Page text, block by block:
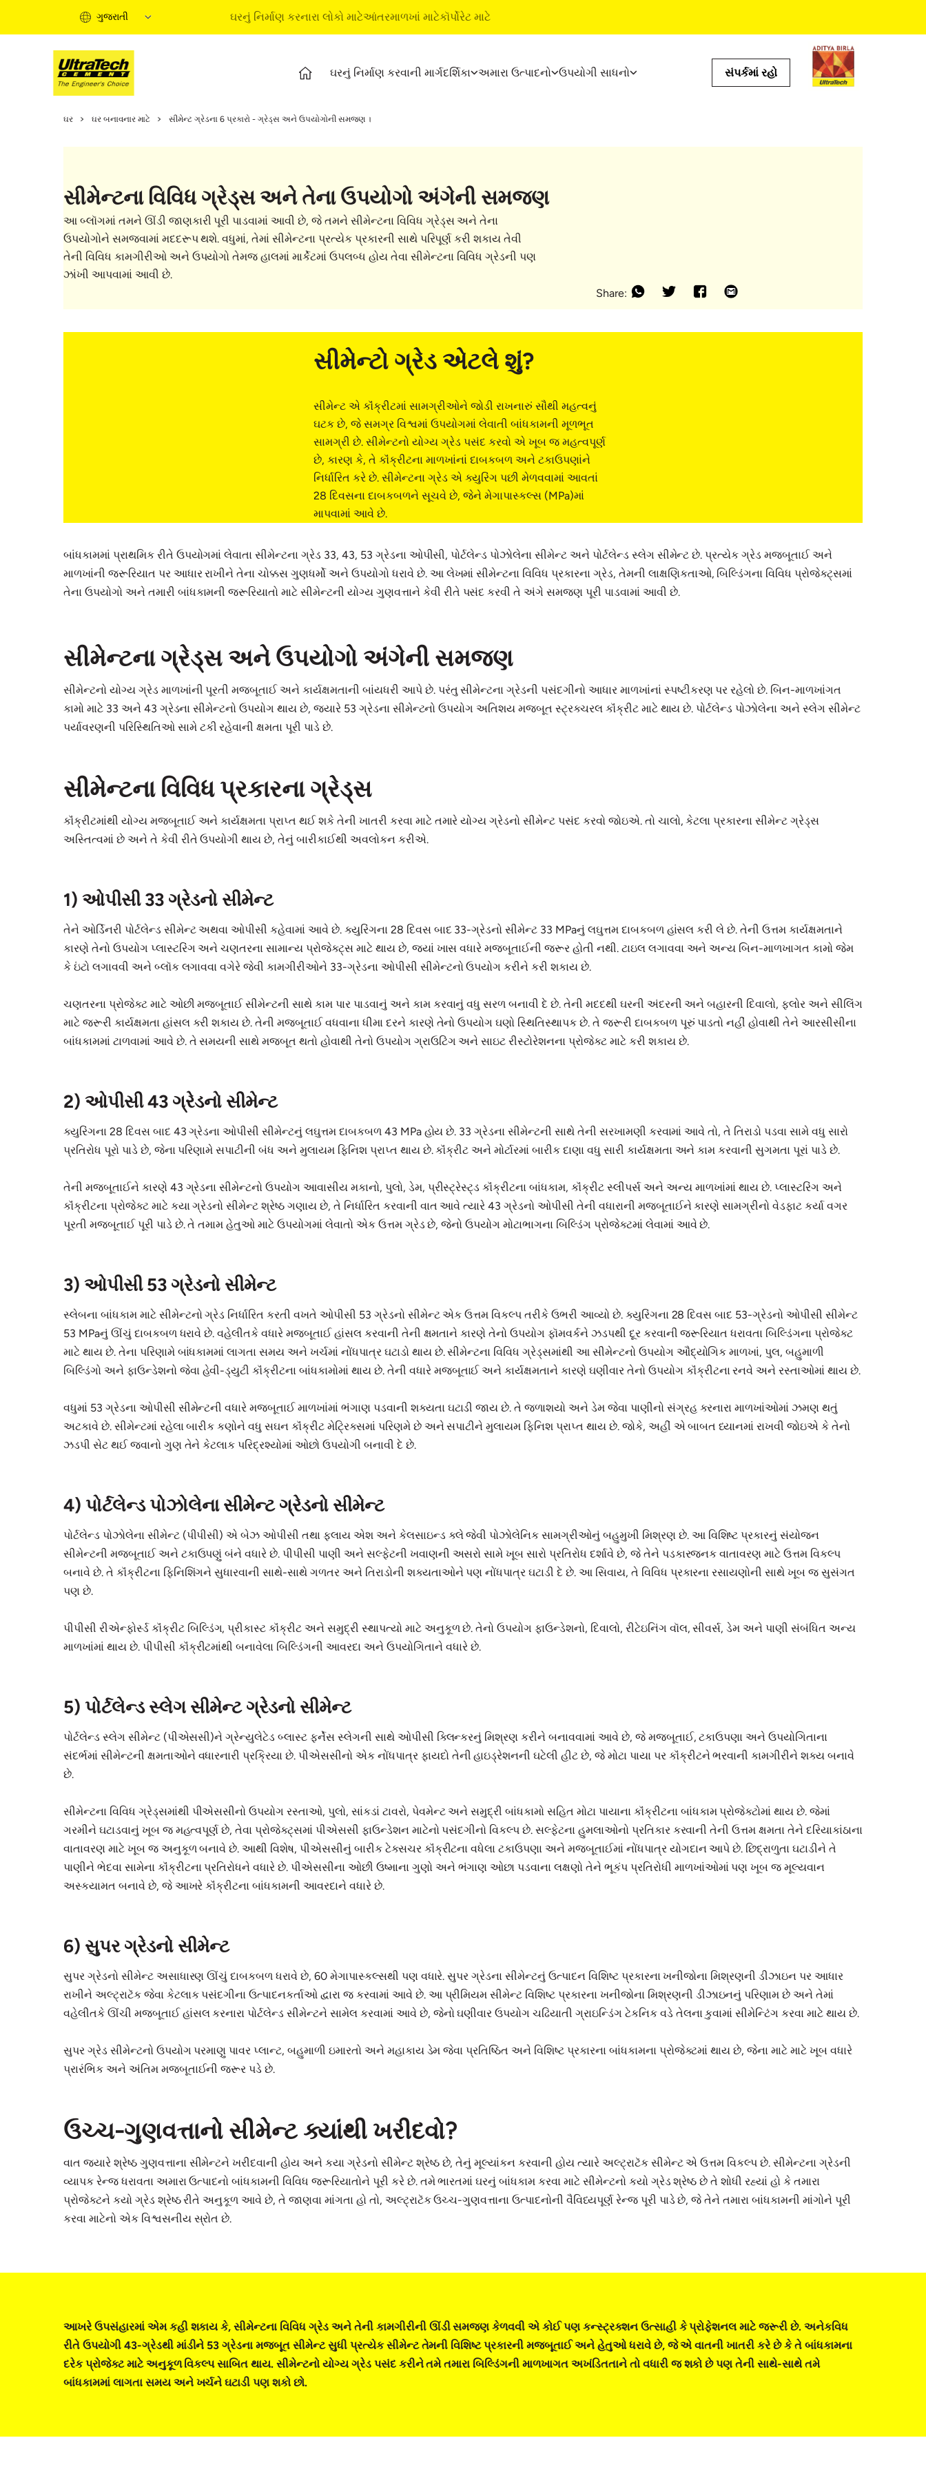
ગુજરાતી ઘરનું નિર્માણ કરનારા લોકો માટેઆંતરમાળખાં માટેકૉર્પોરેટ માટે
ઘરનું નિર્માણ કરવાની માર્ગદર્શિકા અમારા ઉત્પાદનો ઉપયોગી સાધનો
સોલ્યુશન્સ ખરીદો
ટૂંકી માર્ગદર્શિકા
ઘરનું નિર્માણ કરવાની મૂળભૂત બાબતો
અલ્ટ્રાટૅક બિલ્ડિંગ સોલ્યુશન્સ
સંપર્કમાં રહો
ઘર ઘર બનાવનાર માટે સીમેન્ટ ગ્રેડના 6 પ્રકારો - ગ્રેડ્સ અને ઉપયોગોની સમજણ ।
સીમેન્ટના વિવિધ ગ્રેડ્સ અને તેના ઉપયોગો અંગેની સમજણ
આ બ્લૉગમાં તમને ઊંડી જાણકારી પૂરી પાડવામાં આવી છે, જે તમને સીમેન્ટના વિવિધ ગ્રેડ્સ અને તેના
ઉપયોગોને સમજવામાં મદદરૂપ થશે. વધુમાં, તેમાં સીમેન્ટના પ્રત્યેક પ્રકારની સાથે પરિપૂર્ણ કરી શકાય તેવી
તેની વિવિધ કામગીરીઓ અને ઉપયોગો તેમજ હાલમાં માર્કેટમાં ઉપલબ્ધ હોય તેવા સીમેન્ટના વિવિધ ગ્રેડની પણ
ઝાંખી આપવામાં આવી છે.
Share:
સીમેન્ટો ગ્રેડ એટલે શું?
સીમેન્ટ એ કૉંક્રીટમાં સામગ્રીઓને જોડી રાખનારું સૌથી મહત્વનું
ઘટક છે, જે સમગ્ર વિશ્વમાં ઉપયોગમાં લેવાતી બાંધકામની મૂળભૂત
સામગ્રી છે. સીમેન્ટનો યોગ્ય ગ્રેડ પસંદ કરવો એ ખૂબ જ મહત્વપૂર્ણ
છે, કારણ કે, તે કૉંક્રીટના માળખાંનાં દાબકબળ અને ટકાઉપણાંને
નિર્ધારિત કરે છે. સીમેન્ટના ગ્રેડ એ ક્યુરિંગ પછી મેળવવામાં આવતાં
28 દિવસના દાબકબળને સૂચવે છે, જેને મેગાપાસ્કલ્સ (MPa)માં
માપવામાં આવે છે.
બાંધકામમાં પ્રાથમિક રીતે ઉપયોગમાં લેવાતા સીમેન્ટના ગ્રેડ 33, 43, 53 ગ્રેડના ઓપીસી, પોર્ટલેન્ડ પોઝોલેના સીમેન્ટ અને પોર્ટલેન્ડ સ્લેગ સીમેન્ટ છે. પ્રત્યેક ગ્રેડ મજબૂતાઈ અને
માળખાંની જરૂરિયાત પર આધાર રાખીને તેના ચોક્કસ ગુણધર્મો અને ઉપયોગો ધરાવે છે. આ લેખમાં સીમેન્ટના વિવિધ પ્રકારના ગ્રેડ, તેમની લાક્ષણિકતાઓ, બિલ્ડિંગના વિવિધ પ્રોજેક્ટ્સમાં
તેના ઉપયોગો અને તમારી બાંધકામની જરૂરિયાતો માટે સીમેન્ટની યોગ્ય ગુણવત્તાને કેવી રીતે પસંદ કરવી તે અંગે સમજણ પૂરી પાડવામાં આવી છે.
સીમેન્ટના ગ્રેડ્સ અને ઉપયોગો અંગેની સમજણ
સીમેન્ટનો યોગ્ય ગ્રેડ માળખાંની પૂરતી મજબૂતાઈ અને કાર્યક્ષમતાની બાંયધરી આપે છે. પરંતુ સીમેન્ટના ગ્રેડની પસંદગીનો આધાર માળખાંનાં સ્પષ્ટીકરણ પર રહેલો છે. બિન-માળખાંગત
કામો માટે 33 અને 43 ગ્રેડના સીમેન્ટનો ઉપયોગ થાય છે, જ્યારે 53 ગ્રેડના સીમેન્ટનો ઉપયોગ અતિશય મજબૂત સ્ટ્રક્ચરલ કૉંક્રીટ માટે થાય છે. પોર્ટલેન્ડ પોઝોલેના અને સ્લેગ સીમેન્ટ
પર્યાવરણની પરિસ્થિતિઓ સામે ટકી રહેવાની ક્ષમતા પૂરી પાડે છે.
સીમેન્ટના વિવિધ પ્રકારના ગ્રેડ્સ
કૉંક્રીટમાંથી યોગ્ય મજબૂતાઈ અને કાર્યક્ષમતા પ્રાપ્ત થઈ શકે તેની ખાતરી કરવા માટે તમારે યોગ્ય ગ્રેડનો સીમેન્ટ પસંદ કરવો જોઇએ. તો ચાલો, કેટલા પ્રકારના સીમેન્ટ ગ્રેડ્સ
અસ્તિત્વમાં છે અને તે કેવી રીતે ઉપયોગી થાય છે, તેનું બારીકાઈથી અવલોકન કરીએ.
1) ઓપીસી 33 ગ્રેડનો સીમેન્ટ
તેને ઓર્ડિનરી પોર્ટલેન્ડ સીમેન્ટ અથવા ઓપીસી કહેવામાં આવે છે. ક્યુરિંગના 28 દિવસ બાદ 33-ગ્રેડનો સીમેન્ટ 33 MPaનું લઘુત્તમ દાબકબળ હાંસલ કરી લે છે. તેની ઉત્તમ કાર્યક્ષમતાને
કારણે તેનો ઉપયોગ પ્લાસ્ટરિંગ અને ચણતરના સામાન્ય પ્રોજેક્ટ્સ માટે થાય છે, જ્યાં ખાસ વધારે મજબૂતાઈની જરૂર હોતી નથી. ટાઇલ લગાવવા અને અન્ય બિન-માળખાગત કામો જેમ
કે ઇંટો લગાવવી અને બ્લૉક લગાવવા વગેરે જેવી કામગીરીઓને 33-ગ્રેડના ઓપીસી સીમેન્ટનો ઉપયોગ કરીને કરી શકાય છે.
ચણતરના પ્રોજેક્ટ માટે ઓછી મજબૂતાઈ સીમેન્ટની સાથે કામ પાર પાડવાનું અને કામ કરવાનું વધુ સરળ બનાવી દે છે. તેની મદદથી ઘરની અંદરની અને બહારની દિવાલો, ફ્લોર અને સીલિંગ
માટે જરૂરી કાર્યક્ષમતા હાંસલ કરી શકાય છે. તેની મજબૂતાઈ વધવાના ધીમા દરને કારણે તેનો ઉપયોગ ઘણો સ્થિતિસ્થાપક છે. તે જરૂરી દાબકબળ પૂરું પાડતો નહીં હોવાથી તેને આરસીસીના
બાંધકામમાં ટાળવામાં આવે છે. તે સમયની સાથે મજબૂત થતો હોવાથી તેનો ઉપયોગ ગ્રાઉટિંગ અને સાઇટ રીસ્ટોરેશનના પ્રોજેક્ટ માટે કરી શકાય છે.
2) ઓપીસી 43 ગ્રેડનો સીમેન્ટ
ક્યુરિંગના 28 દિવસ બાદ 43 ગ્રેડના ઓપીસી સીમેન્ટનું લઘુત્તમ દાબકબળ 43 MPa હોય છે. 33 ગ્રેડના સીમેન્ટની સાથે તેની સરખામણી કરવામાં આવે તો, તે તિરાડો પડવા સામે વધુ સારો
પ્રતિરોધ પૂરો પાડે છે, જેના પરિણામે સપાટીની બંધ અને મુલાયમ ફિનિશ પ્રાપ્ત થાય છે. કૉંક્રીટ અને મોર્ટારમાં બારીક દાણા વધુ સારી કાર્યક્ષમતા અને કામ કરવાની સુગમતા પૂરાં પાડે છે.
તેની મજબૂતાઈને કારણે 43 ગ્રેડના સીમેન્ટનો ઉપયોગ આવાસીય મકાનો, પુલો, ડેમ, પ્રીસ્ટ્રેસ્ટ્ડ કૉંક્રીટના બાંધકામ, કૉંક્રીટ સ્લીપર્સ અને અન્ય માળખાંમાં થાય છે. પ્લાસ્ટરિંગ અને
કૉંક્રીટના પ્રોજેક્ટ માટે કયા ગ્રેડનો સીમેન્ટ શ્રેષ્ઠ ગણાય છે, તે નિર્ધારિત કરવાની વાત આવે ત્યારે 43 ગ્રેડનો ઓપીસી તેની વધારાની મજબૂતાઈને કારણે સામગ્રીનો વેડફાટ કર્યા વગર
પૂરતી મજબૂતાઈ પૂરી પાડે છે. તે તમામ હેતુઓ માટે ઉપયોગમાં લેવાતો એક ઉત્તમ ગ્રેડ છે, જેનો ઉપયોગ મોટાભાગના બિલ્ડિંગ પ્રોજેક્ટમાં લેવામાં આવે છે.
3) ઓપીસી 53 ગ્રેડનો સીમેન્ટ
સ્લેબના બાંધકામ માટે સીમેન્ટનો ગ્રેડ નિર્ધારિત કરતી વખતે ઓપીસી 53 ગ્રેડનો સીમેન્ટ એક ઉત્તમ વિકલ્પ તરીકે ઉભરી આવ્યો છે. ક્યુરિંગના 28 દિવસ બાદ 53-ગ્રેડનો ઓપીસી સીમેન્ટ
53 MPaનું ઊંચું દાબકબળ ધરાવે છે. વહેલીતકે વધારે મજબૂતાઈ હાંસલ કરવાની તેની ક્ષમતાને કારણે તેનો ઉપયોગ ફૉમવર્કને ઝડપથી દૂર કરવાની જરૂરિયાત ધરાવતા બિલ્ડિંગના પ્રોજેક્ટ
માટે થાય છે. તેના પરિણામે બાંધકામમાં લાગતા સમય અને ખર્ચમાં નોંધપાત્ર ઘટાડો થાય છે. સીમેન્ટના વિવિધ ગ્રેડ્સમાંથી આ સીમેન્ટનો ઉપયોગ ઔદ્યોગિક માળખાં, પુલ, બહુમાળી
બિલ્ડિંગો અને ફાઉન્ડેશનો જેવા હેવી-ડ્યુટી કૉંક્રીટના બાંધકામોમાં થાય છે. તેની વધારે મજબૂતાઈ અને કાર્યક્ષમતાને કારણે ઘણીવાર તેનો ઉપયોગ કૉંક્રીટના રનવે અને રસ્તાઓમાં થાય છે.
વધુમાં 53 ગ્રેડના ઓપીસી સીમેન્ટની વધારે મજબૂતાઈ માળખાંમાં ભંગાણ પડવાની શક્યતા ઘટાડી જાય છે. તે જળાશયો અને ડેમ જેવા પાણીનો સંગ્રહ કરનારા માળખાંઓમાં ઝમણ થતું
અટકાવે છે. સીમેન્ટમાં રહેલા બારીક કણોને વધુ સઘન કૉંક્રીટ મેટ્રિક્સમાં પરિણમે છે અને સપાટીને મુલાયમ ફિનિશ પ્રાપ્ત થાય છે. જોકે, અહીં એ બાબત ધ્યાનમાં રાખવી જોઇએ કે તેનો
ઝડપી સેટ થઈ જવાનો ગુણ તેને કેટલાક પરિદ્રશ્યોમાં ઓછો ઉપયોગી બનાવી દે છે.
4) પોર્ટલેન્ડ પોઝોલેના સીમેન્ટ ગ્રેડનો સીમેન્ટ
પોર્ટલેન્ડ પોઝોલેના સીમેન્ટ (પીપીસી) એ બેઝ ઓપીસી તથા ફ્લાય એશ અને કેલસાઇન્ડ ક્લે જેવી પોઝોલેનિક સામગ્રીઓનું બહુમુખી મિશ્રણ છે. આ વિશિષ્ટ પ્રકારનું સંયોજન
સીમેન્ટની મજબૂતાઈ અને ટકાઉપણું બંને વધારે છે. પીપીસી પાણી અને સલ્ફેટની ખવાણની અસરો સામે ખૂબ સારો પ્રતિરોધ દર્શાવે છે, જે તેને પડકારજનક વાતાવરણ માટે ઉત્તમ વિકલ્પ
બનાવે છે. તે કૉંક્રીટના ફિનિશિંગને સુધારવાની સાથે-સાથે ગળતર અને તિરાડોની શક્યતાઓને પણ નોંધપાત્ર ઘટાડી દે છે. આ સિવાય, તે વિવિધ પ્રકારના રસાયણોની સાથે ખૂબ જ સુસંગત
પણ છે.
પીપીસી રીએન્ફોર્સ્ડ કૉંક્રીટ બિલ્ડિંગ, પ્રીકાસ્ટ કૉંક્રીટ અને સમુદ્રી સ્થાપત્યો માટે અનુકૂળ છે. તેનો ઉપયોગ ફાઉન્ડેશનો, દિવાલો, રીટેઇનિંગ વૉલ, સીવર્સ, ડેમ અને પાણી સંબંધિત અન્ય
માળખાંમાં થાય છે. પીપીસી કૉંક્રીટમાંથી બનાવેલા બિલ્ડિંગની આવરદા અને ઉપયોગિતાને વધારે છે.
5) પોર્ટલેન્ડ સ્લેગ સીમેન્ટ ગ્રેડનો સીમેન્ટ
પોર્ટલેન્ડ સ્લેગ સીમેન્ટ (પીએસસી)ને ગ્રેન્યુલેટેડ બ્લાસ્ટ ફર્નેસ સ્લેગની સાથે ઓપીસી ક્લિન્કરનું મિશ્રણ કરીને બનાવવામાં આવે છે, જે મજબૂતાઈ, ટકાઉપણા અને ઉપયોગિતાના
સંદર્ભમાં સીમેન્ટની ક્ષમતાઓને વધારનારી પ્રક્રિયા છે. પીએસસીનો એક નોંધપાત્ર ફાયદો તેની હાઇડ્રેશનની ઘટેલી હીટ છે, જે મોટા પાયા પર કૉંક્રીટને ભરવાની કામગીરીને શક્ય બનાવે
છે.
સીમેન્ટના વિવિધ ગ્રેડ્સમાંથી પીએસસીનો ઉપયોગ રસ્તાઓ, પુલો, સાંકડાં ટાવરો, પેવમેન્ટ અને સમુદ્રી બાંધકામો સહિત મોટા પાયાના કૉંક્રીટના બાંધકામ પ્રોજેક્ટોમાં થાય છે. જેમાં
ગરમીને ઘટાડવાનું ખૂબ જ મહત્વપૂર્ણ છે, તેવા પ્રોજેક્ટ્સમાં પીએસસી ફાઉન્ડેશન માટેનો પસંદગીનો વિકલ્પ છે. સલ્ફેટના હુમલાઓનો પ્રતિકાર કરવાની તેની ઉત્તમ ક્ષમતા તેને દરિયાકાંઠાના
વાતાવરણ માટે ખૂબ જ અનુકૂળ બનાવે છે. આથી વિશેષ, પીએસસીનું બારીક ટેક્સચર કૉંક્રીટના વધેલા ટકાઉપણા અને મજબૂતાઈમાં નોંધપાત્ર યોગદાન આપે છે. છિદ્રાળુતા ઘટાડીને તે
પાણીને ભેદવા સામેના કૉંક્રીટના પ્રતિરોધને વધારે છે. પીએસસીના ઓછી ઉષ્માના ગુણો અને ભંગાણ ઓછા પડવાના લક્ષણો તેને ભૂકંપ પ્રતિરોધી માળખાંઓમાં પણ ખૂબ જ મૂલ્યવાન
અસ્કયામત બનાવે છે, જે આખરે કૉંક્રીટના બાંધકામની આવરદાને વધારે છે.
6) સુપર ગ્રેડનો સીમેન્ટ
સુપર ગ્રેડનો સીમેન્ટ અસાધારણ ઊંચું દાબકબળ ધરાવે છે, 60 મેગાપાસ્કલ્સથી પણ વધારે. સુપર ગ્રેડના સીમેન્ટનું ઉત્પાદન વિશિષ્ટ પ્રકારના ખનીજોના મિશ્રણની ડીઝાઇન પર આધાર
રાખીને અલ્ટ્રાટૅક જેવા કેટલાક પસંદગીના ઉત્પાદનકર્તાઓ દ્વારા જ કરવામાં આવે છે. આ પ્રીમિયમ સીમેન્ટ વિશિષ્ટ પ્રકારના ખનીજોના મિશ્રણની ડીઝાઇનનું પરિણામ છે અને તેમાં
વહેલીતકે ઊંચી મજબૂતાઈ હાંસલ કરનારા પોર્ટલેન્ડ સીમેન્ટને સામેલ કરવામાં આવે છે, જેનો ઘણીવાર ઉપયોગ ચઢિયાતી ગ્રાઇન્ડિંગ ટેકનિક વડે તેલના કુવામાં સીમેન્ટિંગ કરવા માટે થાય છે.
સુપર ગ્રેડ સીમેન્ટનો ઉપયોગ પરમાણુ પાવર પ્લાન્ટ, બહુમાળી ઇમારતો અને મહાકાય ડેમ જેવા પ્રતિષ્ઠિત અને વિશિષ્ટ પ્રકારના બાંધકામના પ્રોજેક્ટમાં થાય છે, જેના માટે માટે ખૂબ વધારે
પ્રારંભિક અને અંતિમ મજબૂતાઈની જરૂર પડે છે.
ઉચ્ચ-ગુણવત્તાનો સીમેન્ટ ક્યાંથી ખરીદવો?
વાત જ્યારે શ્રેષ્ઠ ગુણવત્તાના સીમેન્ટને ખરીદવાની હોય અને કયા ગ્રેડનો સીમેન્ટ શ્રેષ્ઠ છે, તેનું મૂલ્યાંકન કરવાની હોય ત્યારે અલ્ટ્રાટૅક સીમેન્ટ એ ઉત્તમ વિકલ્પ છે. સીમેન્ટના ગ્રેડની
વ્યાપક રેન્જ ધરાવતા અમારા ઉત્પાદનો બાંધકામની વિવિધ જરૂરિયાતોને પૂરી કરે છે. તમે ભારતમાં ઘરનું બાંધકામ કરવા માટે સીમેન્ટનો કયો ગ્રેડ શ્રેષ્ઠ છે તે શોધી રહ્યાં હો કે તમારા
પ્રોજેક્ટને કયો ગ્રેડ શ્રેષ્ઠ રીતે અનુકૂળ આવે છે, તે જાણવા માંગતા હો તો, અલ્ટ્રાટૅક ઉચ્ચ-ગુણવત્તાના ઉત્પાદનોની વૈવિધ્યપૂર્ણ રેન્જ પૂરી પાડે છે, જે તેને તમારા બાંધકામની માંગોને પૂરી
કરવા માટેનો એક વિશ્વસનીય સ્રોત છે.
આખરે ઉપસંહારમાં એમ કહી શકાય કે, સીમેન્ટના વિવિધ ગ્રેડ અને તેની કામગીરીની ઊંડી સમજણ કેળવવી એ કોઈ પણ કન્સ્ટ્રક્શન ઉત્સાહી કે પ્રોફેશનલ માટે જરૂરી છે. અનેકવિધ
રીતે ઉપયોગી 43-ગ્રેડથી માંડીને 53 ગ્રેડના મજબૂત સીમેન્ટ સુધી પ્રત્યેક સીમેન્ટ તેમની વિશિષ્ટ પ્રકારની મજબૂતાઈ અને હેતુઓ ધરાવે છે, જે એ વાતની ખાતરી કરે છે કે તે બાંધકામના
દરેક પ્રોજેક્ટ માટે અનુકૂળ વિકલ્પ સાબિત થાય. સીમેન્ટનો યોગ્ય ગ્રેડ પસંદ કરીને તમે તમારા બિલ્ડિંગની માળખાગત અખંડિતતાને તો વધારી જ શકો છે પણ તેની સાથે-સાથે તમે
બાંધકામમાં લાગતા સમય અને ખર્ચને ઘટાડી પણ શકો છો.